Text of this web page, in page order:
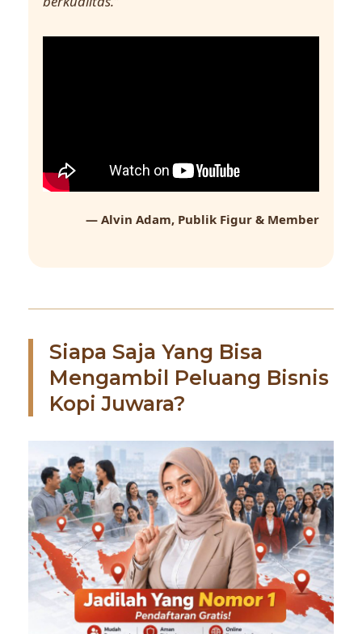
— Alvin Adam, Publik Figur & Member
Siapa Saja Yang Bisa
Mengambil Peluang Bisnis
Kopi Juwara?